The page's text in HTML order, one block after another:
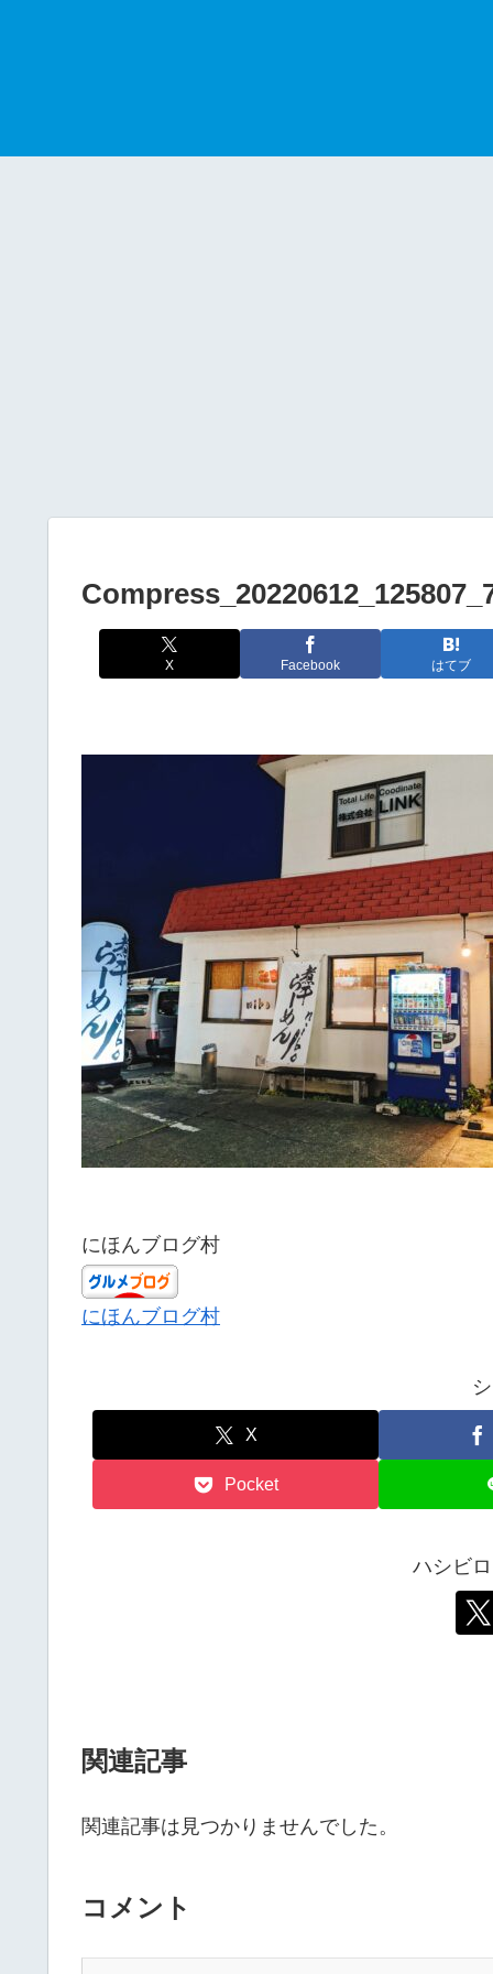
X Facebook はてブ
にほんブログ村
にほんブログ村
X
Pocket
ハシビ
関連記事
関連記事は見つかりませんでした。
コメント